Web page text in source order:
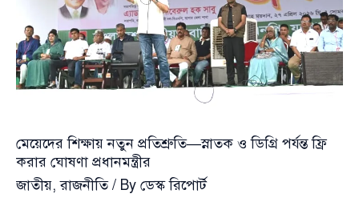
মেয়েদের শিক্ষায় নতুন প্রতিশ্রুতি—স্নাতক ও ডিগ্রি পর্যন্ত ফ্রি
করার ঘোষণা প্রধানমন্ত্রীর
জাতীয়,রাজনীতি/ By ডেস্ক রিপোর্ট